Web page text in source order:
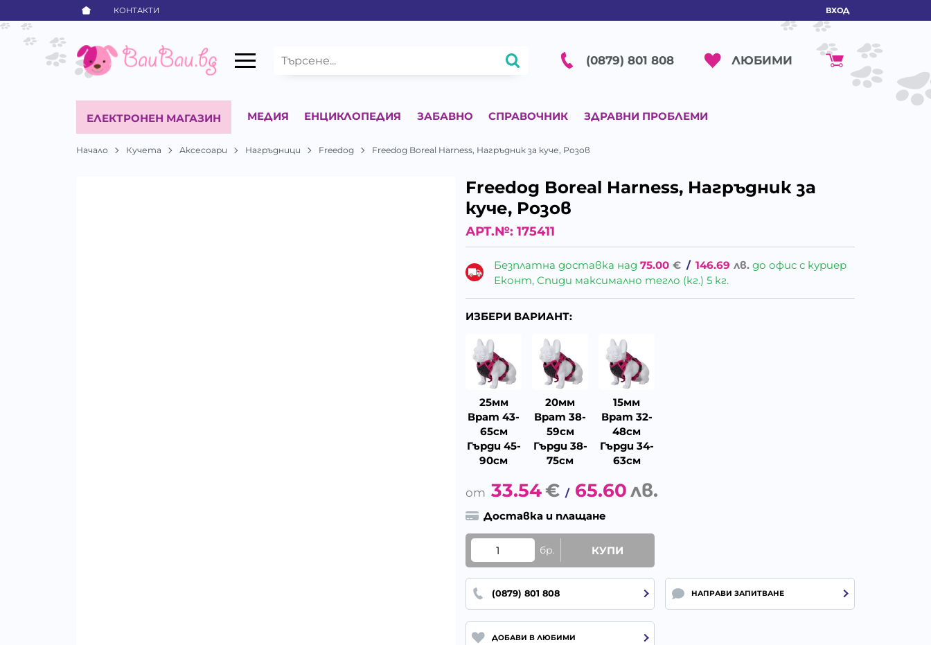
КОНТАКТИ ВХОД
(0879) 801 808 ЛЮБИМИ
ЕЛЕКТРОНЕН МАГАЗИН МЕДИЯ ЕНЦИКЛОПЕДИЯ ЗАБАВНО СПРАВОЧНИК ЗДРАВНИ ПРОБЛЕМИ
Начало Кучета Аксесоари Нагръдници Freedog Freedog Boreal Harness, Нагръдник за куче, Розов
Freedog Boreal Harness, Нагръдник за
куче, Розов
АРТ.№: 175411
Безплатна доставка над75.00 € / 146.69 лв. до офис с куриер
Еконт, Спиди максимално тегло (кг.) 5 кг.
ИЗБЕРИ ВАРИАНТ:
25мм
Врат 43-
65см
Гърди 45-
90см
20мм
Врат 38-
59см
Гърди 38-
75см
15мм
Врат 32-
48см
Гърди 34-
63см
33.54€ / 65.60лв.
Доставка и плащане
бр. КУПИ
(0879) 801 808 НАПРАВИ ЗАПИТВАНЕ
ДОБАВИ В ЛЮБИМИ